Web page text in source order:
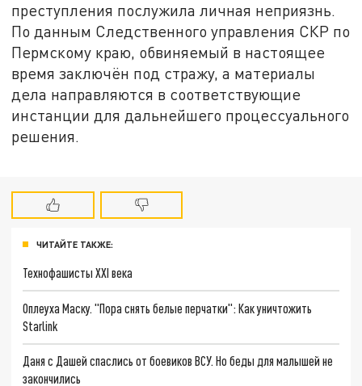
преступления послужила личная неприязнь.
По данным Следственного управления СКР по
Пермскому краю, обвиняемый в настоящее
время заключён под стражу, а материалы
дела направляются в соответствующие
инстанции для дальнейшего процессуального
решения.
ЧИТАЙТЕ ТАКЖЕ:
Технофашисты XXI века
Оплеуха Маску. "Пора снять белые перчатки": Как уничтожить
Starlink
Даня с Дашей спаслись от боевиков ВСУ. Но беды для малышей не
закончились